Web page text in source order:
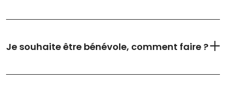
Je souhaite être bénévole, comment faire ?